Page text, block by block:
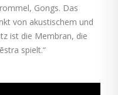
Gongs. Das
von akustischem und
ist die Membran, die
spielt.“